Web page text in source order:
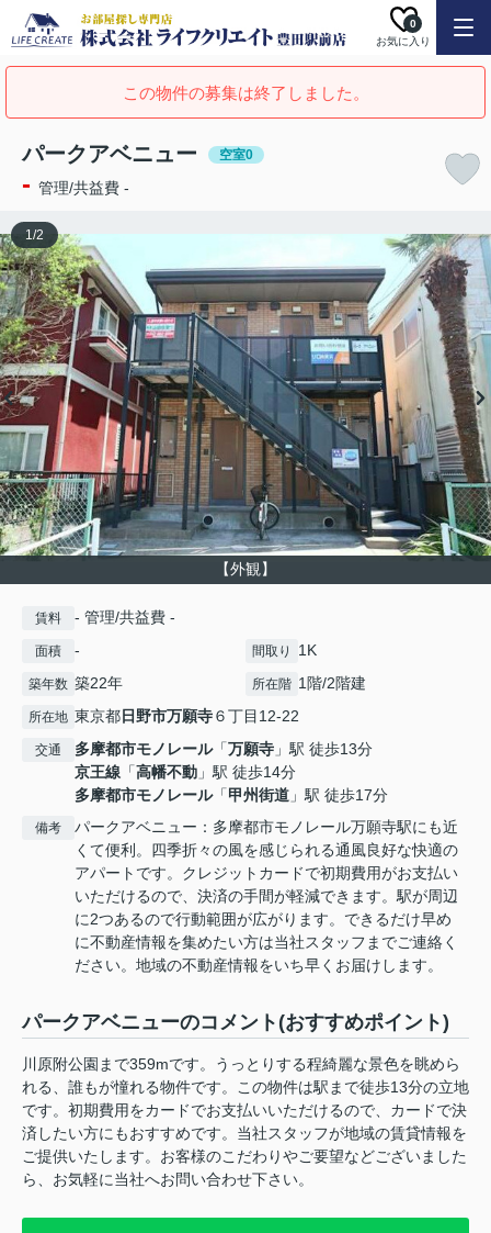
お気に入り
0
この物件の募集は終了しました。
パークアベニュー 空室0
- 管理/共益費 -
【外観】
1/2
賃料 - 管理/共益費 -
面積 - 間取り 1K
築年数 築22年 所在階 1階/2階建
所在地 東京都日野市万願寺６丁目12-22
交通 多摩都市モノレール「万願寺 」駅 徒歩13分
京王線 「高幡不動 」駅 徒歩14分
多摩都市モノレール「甲州街道 」駅 徒歩17分
備考
パークアベニュー：多摩都市モノレール万願寺駅にも近
くて便利。四季折々の風を感じられる通風良好な快適の
アパートです。クレジットカードで初期費用がお支払い
いただけるので、決済の手間が軽減できます。駅が周辺
に2つあるので行動範囲が広がります。できるだけ早め
に不動産情報を集めたい方は当社スタッフまでご連絡く
ださい。地域の不動産情報をいち早くお届けします。
パークアベニューのコメント(おすすめポイント)
川原附公園まで359mです。うっとりする程綺麗な景色を眺めら
れる、誰もが憧れる物件です。この物件は駅まで徒歩13分の立地
です。初期費用をカードでお支払いいただけるので、カードで決
済したい方にもおすすめです。当社スタッフが地域の賃貸情報を
ご提供いたします。お客様のこだわりやご要望などございました
ら、お気軽に当社へお問い合わせ下さい。